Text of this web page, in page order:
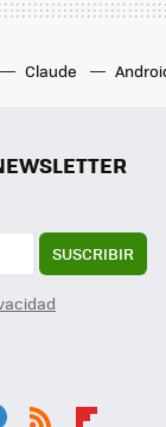
Claude
SUSCRIBIR